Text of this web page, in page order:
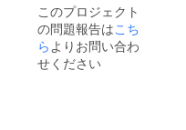
このプロジェクト
の問題報告はこち
ら よりお問い合わ
せください